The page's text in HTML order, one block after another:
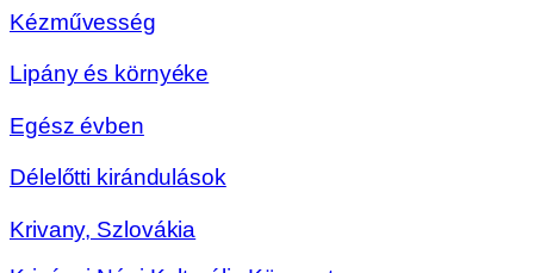
Kézművesség
Lipány és környéke
Egész évben
Délelőtti kirándulások
Krivany, Szlovákia